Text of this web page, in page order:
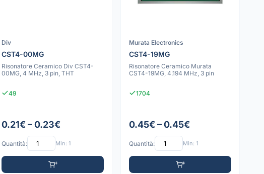
Div
CST4-00MG
Risonatore Ceramico Div CST4-
00MG, 4 MHz, 3 pin, THT
49
0.21€ – 0.23€
Quantità: Min: 1
Murata Electronics
CST4-19MG
Risonatore Ceramico Murata
CST4-19MG, 4.194 MHz, 3 pin
1704
0.45€ – 0.45€
Quantità: Min: 1